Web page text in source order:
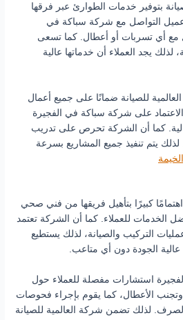
بتوفير خدمات الطوارئ عبر فرقها
التواصل مع شركة سباكة في
مع أي تسربات أو أعطال. كما تسعى
لذلك يجد العملاء أن خدماتها عالية
للصيانة ضمانًا على جميع أعمال
الاعتماد على شركة سباكة في الفجيرة
عالية. كما أن الشركة تحرص على تدريب
يتم تنفيذ جميع المشاريع بسرعة
كبيرًا بتأهيل فريقها من فني صحي
الخدمات للعملاء. كما أن الشركة تعتمد
التركيب والصيانة، لذلك يستطيع
الجودة دون أي متاعب.
استشارات مفصلة للعملاء حول
وتجنب الأعطال، كما يقوم بإجراء فحوصات
لذلك تضمن شركة العالمية للصيانة